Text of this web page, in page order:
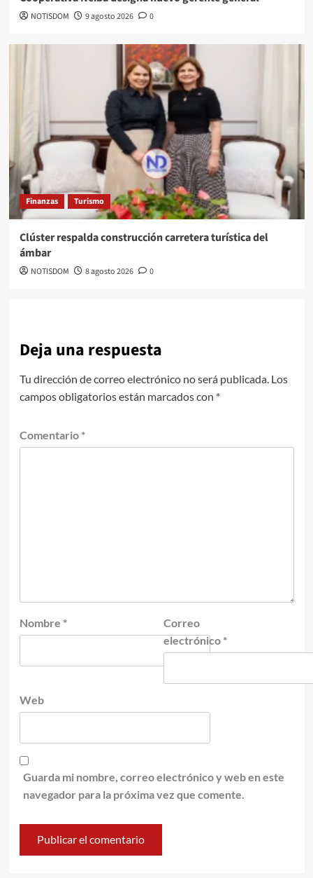
NOTISDOM 9 agosto 2026 0
Finanzas Turismo
Clúster respalda construcción carretera turística del
ámbar
NOTISDOM 8 agosto 2026 0
Deja una respuesta
Tu dirección de correo electrónico no será publicada. Los
campos obligatorios están marcados con *
Comentario *
Nombre *
Correo
electrónico *
Web
Guarda mi nombre, correo electrónico y web en este
navegador para la próxima vez que comente.